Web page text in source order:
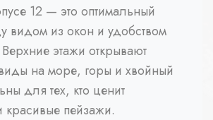
12 — это оптимальный
видом из окон и удобством
этажи открывают
на море, горы и хвойный
для тех, кто ценит
красивые пейзажи.